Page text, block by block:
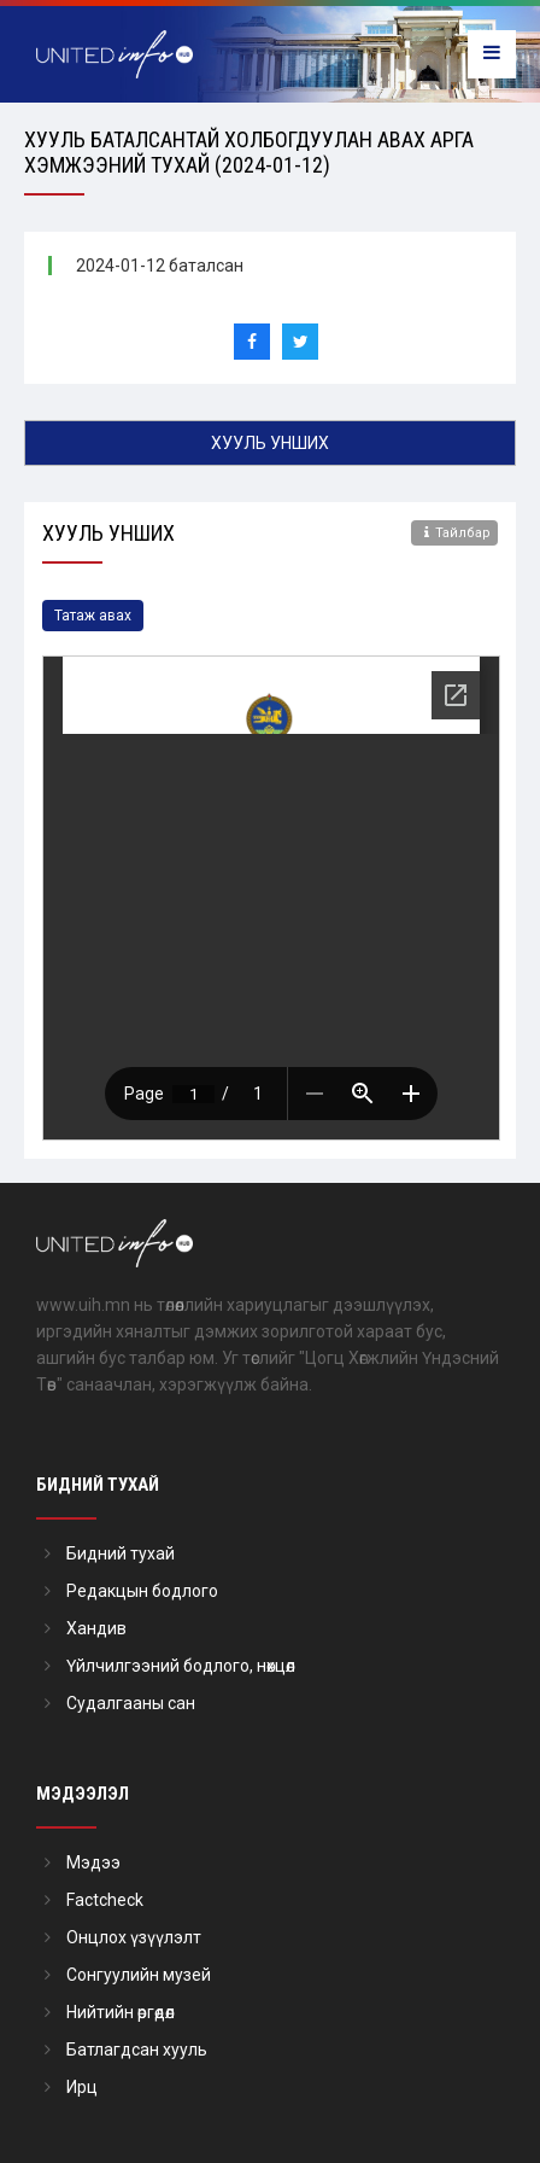
ХУУЛЬ БАТАЛСАНТАЙ ХОЛБОГДУУЛАН АВАХ АРГА
ХЭМЖЭЭНИЙ ТУХАЙ (2024-01-12)
2024-01-12 баталсан
ХУУЛЬ УНШИХ
ХУУЛЬ УНШИХ Тайлбар
Татаж авах
www.uih.mn нь төлөөллийн хариуцлагыг дээшлүүлэх,
иргэдийн хяналтыг дэмжих зорилготой хараат бус,
ашгийн бус талбар юм. Уг төслийг "Цогц Хөгжлийн Үндэсний
Төв" санаачлан, хэрэгжүүлж байна.
БИДНИЙ ТУХАЙ
Бидний тухай
Редакцын бодлого
Хандив
Үйлчилгээний бодлого, нөхцөл
Судалгааны сан
МЭДЭЭЛЭЛ
Мэдээ
Factcheck
Онцлох үзүүлэлт
Сонгуулийн музей
Нийтийн өргөдөл
Батлагдсан хууль
Ирц